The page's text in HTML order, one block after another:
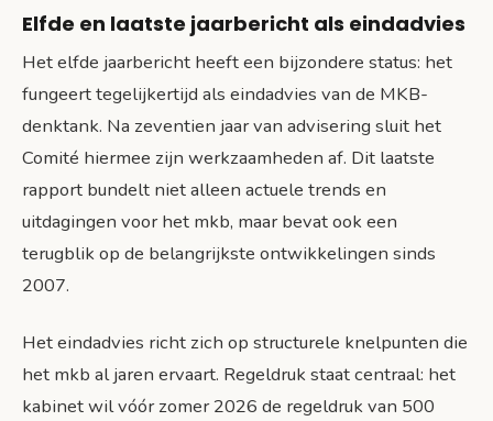
Elfde en laatste jaarbericht als eindadvies
Het elfde jaarbericht heeft een bijzondere status: het
fungeert tegelijkertijd als eindadvies van de MKB-
denktank. Na zeventien jaar van advisering sluit het
Comité hiermee zijn werkzaamheden af. Dit laatste
rapport bundelt niet alleen actuele trends en
uitdagingen voor het mkb, maar bevat ook een
terugblik op de belangrijkste ontwikkelingen sinds
2007.
Het eindadvies richt zich op structurele knelpunten die
het mkb al jaren ervaart. Regeldruk staat centraal: het
kabinet wil vóór zomer 2026 de regeldruk van 500